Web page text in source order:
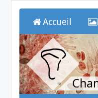
Accueil